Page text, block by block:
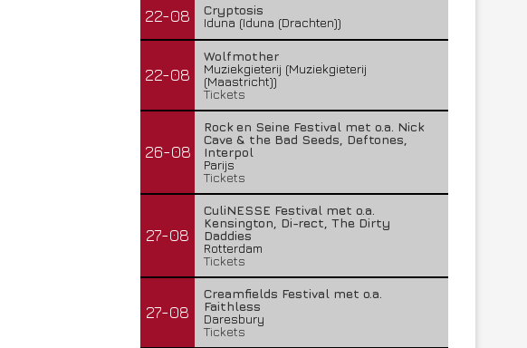
22-08
Cryptosis
Iduna (Iduna (Drachten))
22-08
Wolfmother
Muziekgieterij (Muziekgieterij
(Maastricht))
Tickets
26-08
Rock en Seine Festival met o.a. Nick
Cave & the Bad Seeds, Deftones,
Interpol
Parijs
Tickets
27-08
CuliNESSE Festival met o.a.
Kensington, Di-rect, The Dirty
Daddies
Rotterdam
Tickets
27-08
Creamfields Festival met o.a.
Faithless
Daresbury
Tickets